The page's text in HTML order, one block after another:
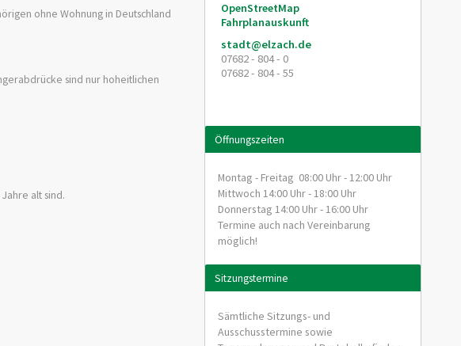
ohne Wohnung in Deutschland
sind nur hoheitlichen
alt sind.
OpenStreetMap
Fahrplanauskunft
stadt@elzach.de
07682 - 804 - 0
07682 - 804 - 55
Öffnungszeiten
Montag - Freitag 08:00 Uhr - 12:00 Uhr
Mittwoch 14:00 Uhr - 18:00 Uhr
Donnerstag 14:00 Uhr - 16:00 Uhr
Termine auch nach Vereinbarung
möglich!
Sitzungstermine
Sämtliche Sitzungs- und
Ausschusstermine sowie